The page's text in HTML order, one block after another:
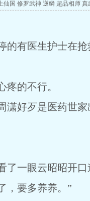
仙国 修罗武神 逆鳞 超品相师 真
的有医生护士在
疼的不行。
潇好歹是医药世
了一眼云昭昭开
，要多养养。”